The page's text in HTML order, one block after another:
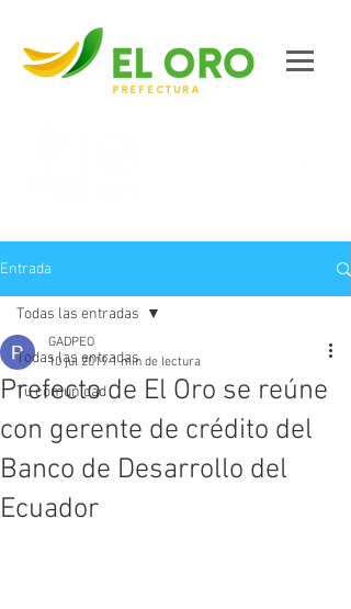
Entrada
Todas las entradas
Tu comunidad
Todas las entradas
Prefecto de El Oro se reúne
con gerente de crédito del
Banco de Desarrollo del
Ecuador
GADPEO
10 jul 2019 1 min de lectura